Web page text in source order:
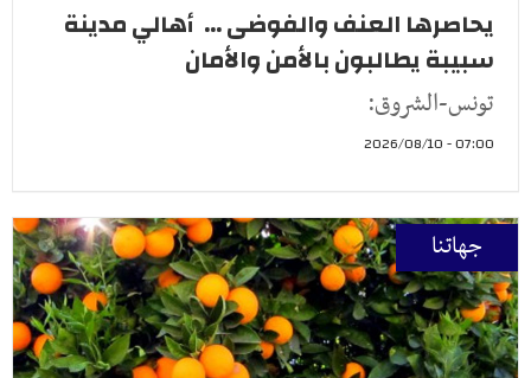
يحاصرها العنف والفوضى ... أهالي مدينة
سبيبة يطالبون بالأمن والأمان
تونس-الشروق:
07:00 - 2026/08/10
جهاتنا